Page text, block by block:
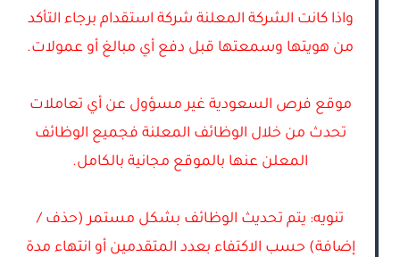
واذا كانت الشركة المعلنة شركة استقدام برجاء التأكد
من هويتها وسمعتها قبل دفع أي مبالغ أو عمولات.
موقع فرص السعودية غير مسؤول عن أي تعاملات
تحدث من خلال الوظائف المعلنة فجميع الوظائف
المعلن عنها بالموقع مجانية بالكامل.
تنويه: يتم تحديث الوظائف بشكل مستمر (حذف /
إضافة) حسب الاكتفاء بعدد المتقدمين أو انتهاء مدة